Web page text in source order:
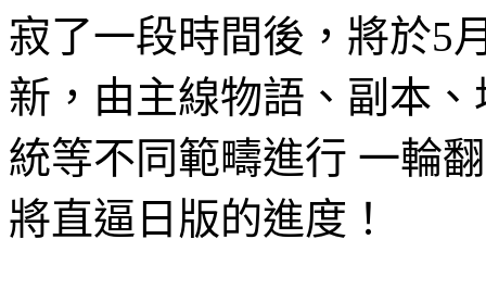
寂了一段時間後，將於5
新，由主線物語、副本
統等不同範疇進行 一輪
將直逼日版的進度 ！